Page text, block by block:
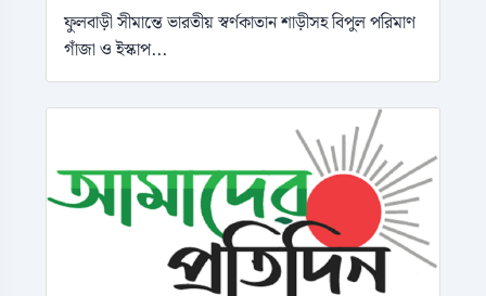
ফুলবাড়ী সীমান্তে ভারতীয় স্বর্ণকাতান শাড়ীসহ বিপুল পরিমাণ
গাঁজা ও ইস্কাপ...